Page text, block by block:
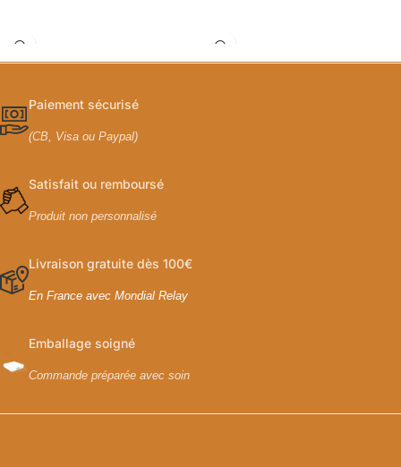
Paiement sécurisé
(CB, Visa ou Paypal)
Satisfait ou remboursé
Produit non personnalisé
Livraison gratuite dès 100€
En France avec Mondial Relay
Emballage soigné
Commande préparée avec soin